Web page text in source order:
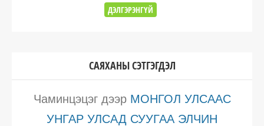
ДЭЛГЭРЭНГҮЙ
САЯХАНЫ СЭТГЭГДЭЛ
Чаминцэцэгдээр МОНГОЛ УЛСААС
УНГАР УЛСАД СУУГАА ЭЛЧИН